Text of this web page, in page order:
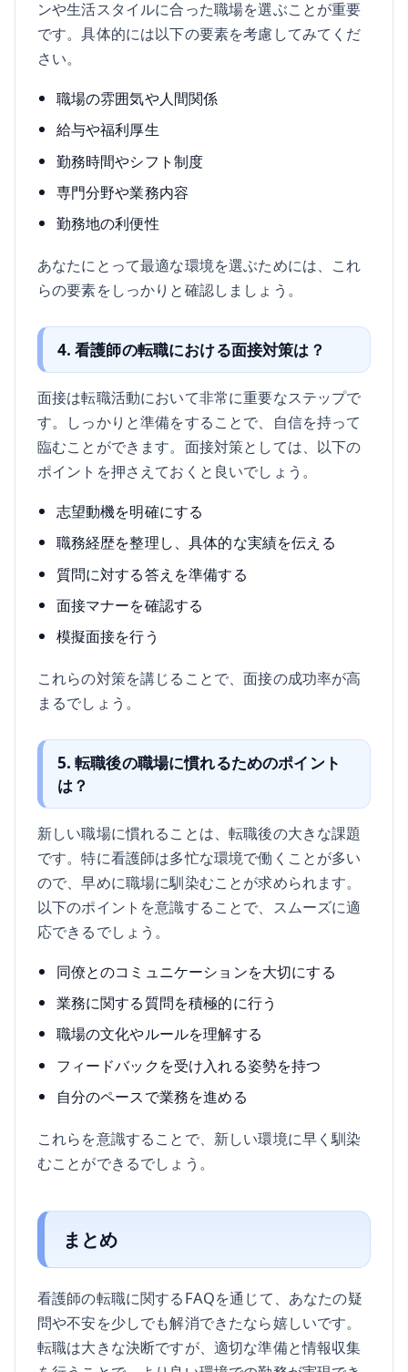
ンや生活スタイルに合った職場を選ぶことが重要
です。具体的には以下の要素を考慮してみてくだ
さい。
職場の雰囲気や人間関係
給与や福利厚生
勤務時間やシフト制度
専門分野や業務内容
勤務地の利便性
あなたにとって最適な環境を選ぶためには、これ
らの要素をしっかりと確認しましょう。
4. 看護師の転職における面接対策は？
面接は転職活動において非常に重要なステップで
す。しっかりと準備をすることで、自信を持って
臨むことができます。面接対策としては、以下の
ポイントを押さえておくと良いでしょう。
志望動機を明確にする
職務経歴を整理し、具体的な実績を伝える
質問に対する答えを準備する
面接マナーを確認する
模擬面接を行う
これらの対策を講じることで、面接の成功率が高
まるでしょう。
5. 転職後の職場に慣れるためのポイント
は？
新しい職場に慣れることは、転職後の大きな課題
です。特に看護師は多忙な環境で働くことが多い
ので、早めに職場に馴染むことが求められます。
以下のポイントを意識することで、スムーズに適
応できるでしょう。
同僚とのコミュニケーションを大切にする
業務に関する質問を積極的に行う
職場の文化やルールを理解する
フィードバックを受け入れる姿勢を持つ
自分のペースで業務を進める
これらを意識することで、新しい環境に早く馴染
むことができるでしょう。
まとめ
看護師の転職に関するFAQを通じて、あなたの疑
問や不安を少しでも解消できたなら嬉しいです。
転職は大きな決断ですが、適切な準備と情報収集